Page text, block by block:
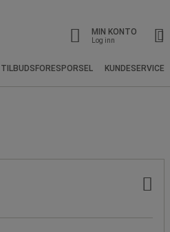
MIN KONTO
Log inn
TILBUDSFORESPORSEL KUNDESERVICE